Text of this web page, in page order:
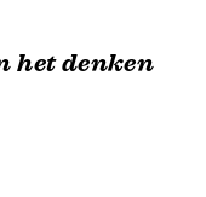
het denken